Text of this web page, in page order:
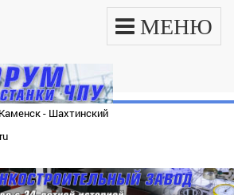
МЕНЮ
- Шахтинский